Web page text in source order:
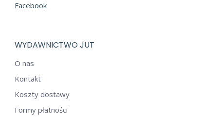
Facebook
WYDAWNICTWO JUT
O nas
Kontakt
Koszty dostawy
Formy płatności